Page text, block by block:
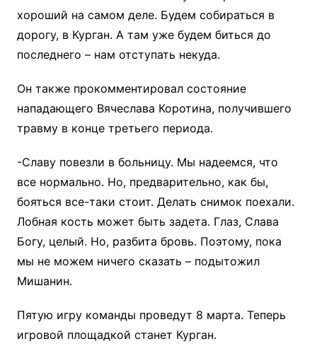
хороший на самом деле. Будем собираться в
дорогу, в Курган. А там уже будем биться до
последнего – нам отступать некуда.
Он также прокомментировал состояние
нападающего Вячеслава Коротина, получившего
травму в конце третьего периода.
-Славу повезли в больницу. Мы надеемся, что
все нормально. Но, предварительно, как бы,
бояться все-таки стоит. Делать снимок поехали.
Лобная кость может быть задета. Глаз, Слава
Богу, целый. Но, разбита бровь. Поэтому, пока
мы не можем ничего сказать – подытожил
Мишанин.
Пятую игру команды проведут 8 марта. Теперь
игровой площадкой станет Курган.